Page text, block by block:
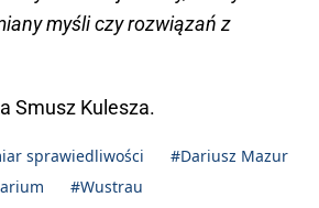
myśli czy rozwiązań z
Smusz Kulesza.
sprawiedliwości
#Dariusz Mazur
#Wustrau